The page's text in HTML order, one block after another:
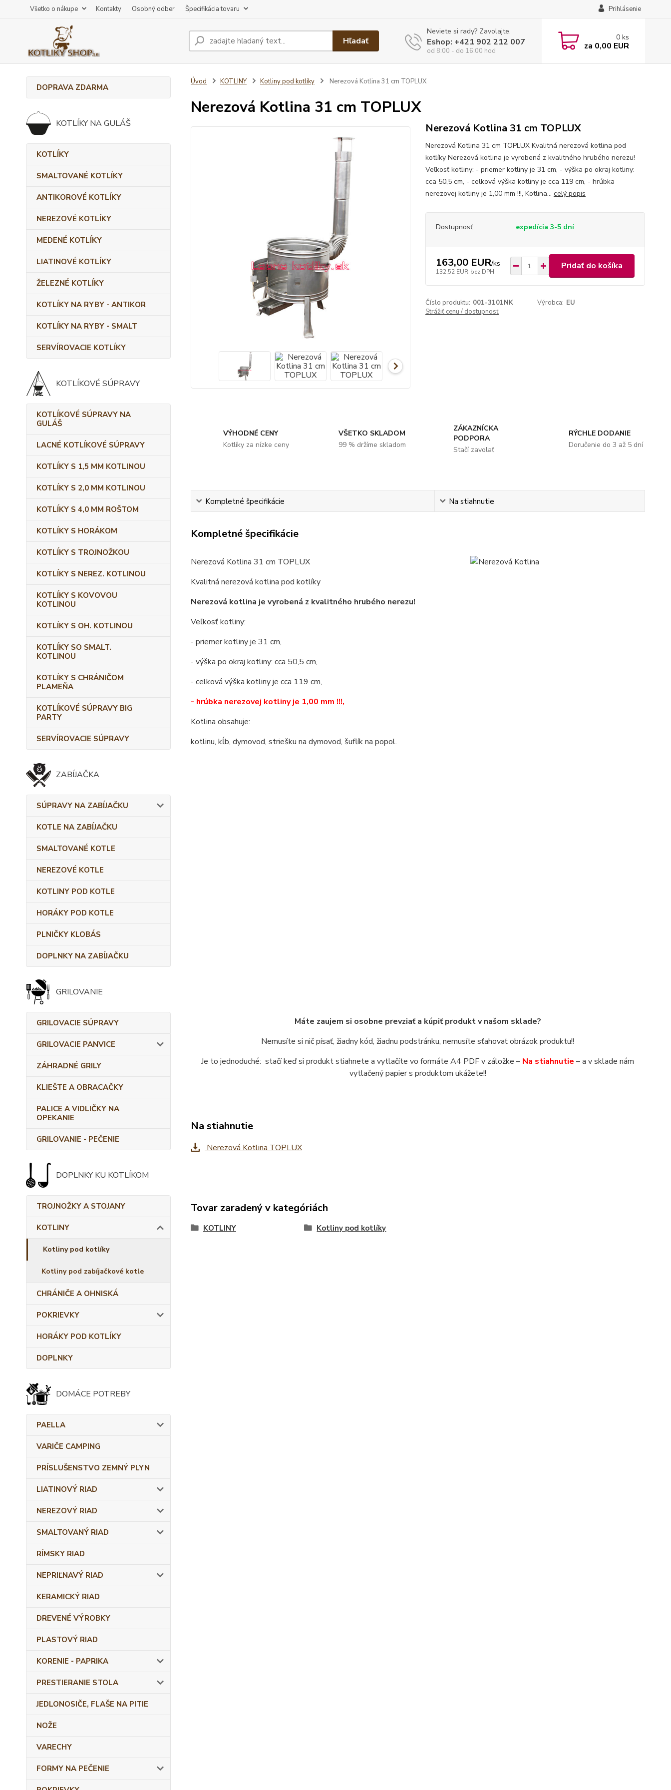
Všetko o nákupe Kontakty Osobný odber Špecifikácia tovaru Prihlásenie
Hľadať
Neviete si rady? Zavolajte.
Eshop: +421 902 212 007
od 8:00 - do 16:00 hod
0 ks
za 0,00 EUR
DOPRAVA ZDARMA
KOTLÍKY NA GULÁŠ
KOTLÍKY
SMALTOVANÉ KOTLÍKY
ANTIKOROVÉ KOTLÍKY
NEREZOVÉ KOTLÍKY
MEDENÉ KOTLÍKY
LIATINOVÉ KOTLÍKY
ŽELEZNÉ KOTLÍKY
KOTLÍKY NA RYBY - ANTIKOR
KOTLÍKY NA RYBY - SMALT
SERVÍROVACIE KOTLÍKY
KOTLÍKOVÉ SÚPRAVY
KOTLÍKOVÉ SÚPRAVY NA
GULÁŠ
LACNÉ KOTLÍKOVÉ SÚPRAVY
KOTLÍKY S 1,5 MM KOTLINOU
KOTLÍKY S 2,0 MM KOTLINOU
KOTLÍKY S 4,0 MM ROŠTOM
KOTLÍKY S HORÁKOM
KOTLÍKY S TROJNOŽKOU
KOTLÍKY S NEREZ. KOTLINOU
KOTLÍKY S KOVOVOU
KOTLINOU
KOTLÍKY S OH. KOTLINOU
KOTLÍKY SO SMALT.
KOTLINOU
KOTLÍKY S CHRÁNIČOM
PLAMEŇA
KOTLÍKOVÉ SÚPRAVY BIG
PARTY
SERVÍROVACIE SÚPRAVY
ZABÍJAČKA
SÚPRAVY NA ZABÍJAČKU
KOTLE NA ZABÍJAČKU
SMALTOVANÉ KOTLE
NEREZOVÉ KOTLE
KOTLINY POD KOTLE
HORÁKY POD KOTLE
PLNIČKY KLOBÁS
DOPLNKY NA ZABÍJAČKU
GRILOVANIE
GRILOVACIE SÚPRAVY
GRILOVACIE PANVICE
ZÁHRADNÉ GRILY
KLIEŠTE A OBRACAČKY
PALICE A VIDLIČKY NA
OPEKANIE
GRILOVANIE - PEČENIE
DOPLNKY KU KOTLÍKOM
TROJNOŽKY A STOJANY
KOTLINY
Kotliny pod kotlíky
Kotliny pod zabíjačkové kotle
CHRÁNIČE A OHNISKÁ
POKRIEVKY
HORÁKY POD KOTLÍKY
DOPLNKY
DOMÁCE POTREBY
PAELLA
VARIČE CAMPING
PRÍSLUŠENSTVO ZEMNÝ PLYN
LIATINOVÝ RIAD
NEREZOVÝ RIAD
SMALTOVANÝ RIAD
RÍMSKY RIAD
NEPRIĽNAVÝ RIAD
KERAMICKÝ RIAD
DREVENÉ VÝROBKY
PLASTOVÝ RIAD
KORENIE - PAPRIKA
PRESTIERANIE STOLA
JEDLONOSIČE, FLAŠE NA PITIE
NOŽE
VARECHY
FORMY NA PEČENIE
Úvod KOTLINY Kotliny pod kotlíky Nerezová Kotlina 31 cm TOPLUX
Nerezová Kotlina 31 cm TOPLUX
Nerezová Kotlina 31 cm TOPLUX
Nerezová Kotlina 31 cm TOPLUX Kvalitná nerezová kotlina pod
kotlíky Nerezová kotlina je vyrobená z kvalitného hrubého nerezu!
Veľkosť kotliny: - priemer kotliny je 31 cm, - výška po okraj kotliny:
cca 50,5 cm, - celková výška kotliny je cca 119 cm, - hrúbka
nerezovej kotliny je 1,00 mm !!!, Kotlina... celý popis
Dostupnosť expedícia 3-5 dní
163,00 EUR/ks
132,52 EUR bez DPH
Pridať do košíka
Číslo produktu: 001-3101NK Výrobca: EU
Strážiť cenu / dostupnosť
VÝHODNÉ CENY
Kotlíky za nízke ceny
VŠETKO SKLADOM
99 % držíme skladom
ZÁKAZNÍCKA
PODPORA
Stačí zavolať
RÝCHLE DODANIE
Doručenie do 3 až 5 dní
Kompletné špecifikácie Na stiahnutie
Kompletné špecifikácie
Nerezová Kotlina 31 cm TOPLUX
Kvalitná nerezová kotlina pod kotlíky
Nerezová kotlina je vyrobená z kvalitného hrubého nerezu!
Veľkosť kotliny:
- priemer kotliny je 31 cm,
- výška po okraj kotliny: cca 50,5 cm,
- celková výška kotliny je cca 119 cm,
- hrúbka nerezovej kotliny je 1,00 mm !!!,
Kotlina obsahuje:
kotlinu, kĺb, dymovod, striešku na dymovod, šuflík na popol.
Máte zaujem si osobne prevziať a kúpiť produkt v našom sklade?
Nemusíte si nič písať, žiadny kód, žiadnu podstránku, nemusíte sťahovať obrázok produktu!!
Je to jednoduché: stačí keď si produkt stiahnete a vytlačíte vo formáte A4 PDF v záložke – Na stiahnutie – a v sklade nám
vytlačený papier s produktom ukážete!!
Na stiahnutie
Nerezová Kotlina TOPLUX
Tovar zaradený v kategóriách
KOTLINY Kotliny pod kotlíky